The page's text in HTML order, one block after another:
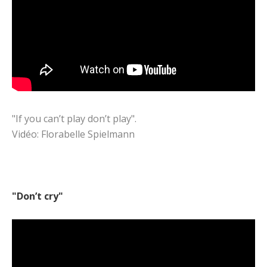
"If you can’t play don’t play".
Vidéo: Florabelle Spielmann
"Don’t cry"